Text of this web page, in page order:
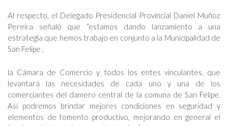
Al respecto, el Delegado Presidencial Provincial Daniel Muñoz
Pereira señaló que “estamos dando lanzamiento a una
estrategia que hemos trabajo en conjunto a la Municipalidad de
San Felipe ,
la Cámara de Comercio y todos los entes vinculantes, que
levantará las necesidades de cada uno y una de los
comerciantes del damero central de la comuna de San Felipe.
Así podremos brindar mejores condiciones en seguridad y
elementos de fomento productivo, mejorando en general el